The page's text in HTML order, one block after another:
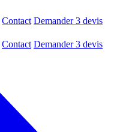
Contact Demander 3 devis
Contact Demander 3 devis